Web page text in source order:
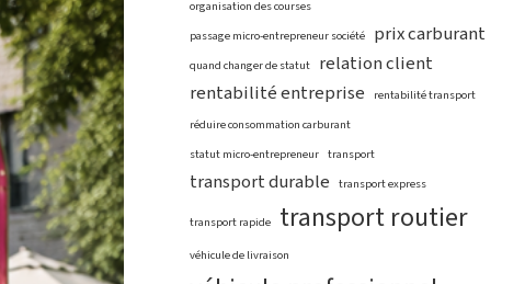
organisation des courses
passage micro-entrepreneur société prix carburant
quand changer de statut relation client
rentabilité entreprise
rentabilité transport
réduire consommation carburant
statut micro-entrepreneur transport
transport durable transport express
transport rapide transport routier
véhicule de livraison